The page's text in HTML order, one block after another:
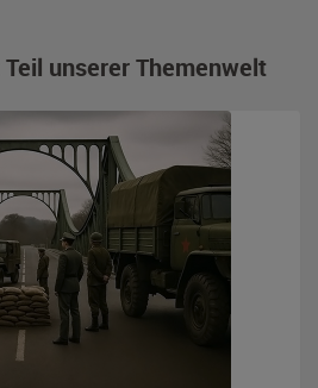
unserer Themenwelt